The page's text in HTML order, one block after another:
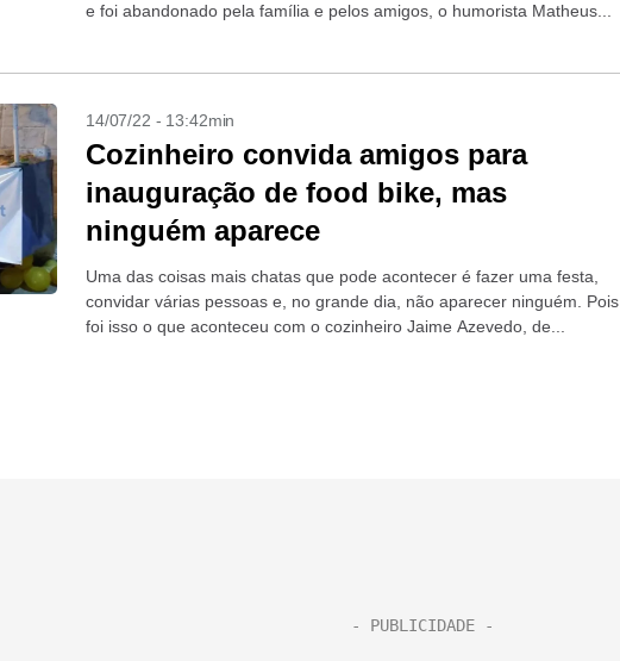
e foi abandonado pela família e pelos amigos, o humorista Matheus...
14/07/22 - 13:42min
Cozinheiro convida amigos para
inauguração de food bike, mas
ninguém aparece
Uma das coisas mais chatas que pode acontecer é fazer uma festa,
convidar várias pessoas e, no grande dia, não aparecer ninguém. Pois
foi isso o que aconteceu com o cozinheiro Jaime Azevedo, de...